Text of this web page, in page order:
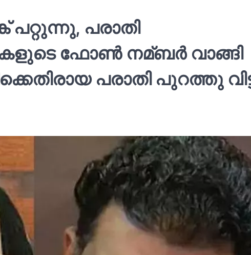
പറ്റുന്നു, പരാതി
ഫോണ്‍ നമ്ബര്‍ വാങ്ങി
പരാതി പുറത്തു